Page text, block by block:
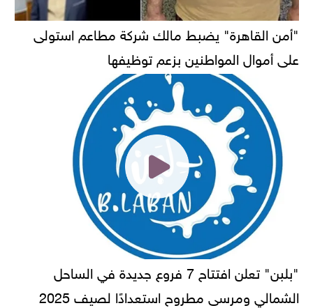
"أمن القاهرة" يضبط مالك شركة مطاعم استولى
على أموال المواطنين بزعم توظيفها
"بلبن" تعلن افتتاح 7 فروع جديدة في الساحل
الشمالي ومرسى مطروح استعدادًا لصيف 2025